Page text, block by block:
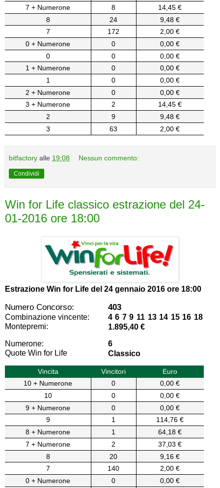
7 + Numerone
8
14,45 €
8
24
9,48 €
7
172
2,00 €
0 + Numerone
0
0,00 €
0
0
0,00 €
1 + Numerone
0
0,00 €
1
0
0,00 €
2 + Numerone
0
0,00 €
3 + Numerone
2
14,45 €
2
9
9,48 €
3
63 2,00 €
bitfactory alle 19:08 Nessun commento:
Condividi
Win for Life classico estrazione del 24-
01-2016 ore 18:00
Estrazione Win for Life del 24 gennaio 2016 ore 18:00
Numero Concorso: 403
Combinazione vincente:
4 6 7 9 11 13 14 15 16 18
Montepremi:
1.895,40 €
Numerone:
6
Quote Win for Life
Classico
Vincita Vincitori
Euro
10 + Numerone
0
0,00 €
10
0
0,00 €
9 + Numerone
0
0,00 €
9
1
114,76 €
8 + Numerone
1
64,18 €
7 + Numerone
2
37,03 €
8
20
9,16 €
7
140
2,00 €
0 + Numerone
0
0,00 €